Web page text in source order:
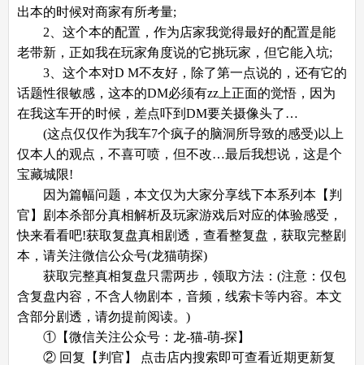
出本的时候对商家有所考量;
2、这个本的配置，作为店家我觉得最好的配置是能
老带新，正如我在玩家角度说的它挑玩家，但它能入坑;
3、这个本对D M不友好，除了第一点说的，还有它的
话题性很敏感，这本的DM必须有zz上正面的觉悟，因为
在我这车开的时候，差点吓到DM要关摄像头了…
(这点仅仅作为我车7个疯子的脑洞所导致的感受)以上
仅本人的观点，不喜可喷，但不改…最后我想说，这是个
宝藏城限!
因为篇幅问题，本文仅为大家分享线下本系列本【判
官】剧本杀部分真相解析及玩家游戏后对应的体验感受，
快来看看吧!获取复盘真相剧透，查看整复盘，获取完整剧
本，请关注微信公众号(龙猫萌探)
获取完整真相复盘只需两步，领取方法：(注意：仅包
含复盘内容，不含人物剧本，音频，线索卡等内容。本文
含部分剧透，请勿提前阅读。)
①【微信关注公众号：龙-猫-萌-探】
② 回复【判官】 点击店内搜索即可查看近期更新复